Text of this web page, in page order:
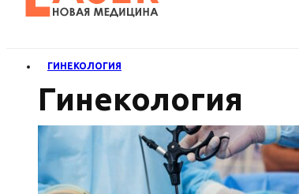
ГИНЕКОЛОГИЯ
Гинекология